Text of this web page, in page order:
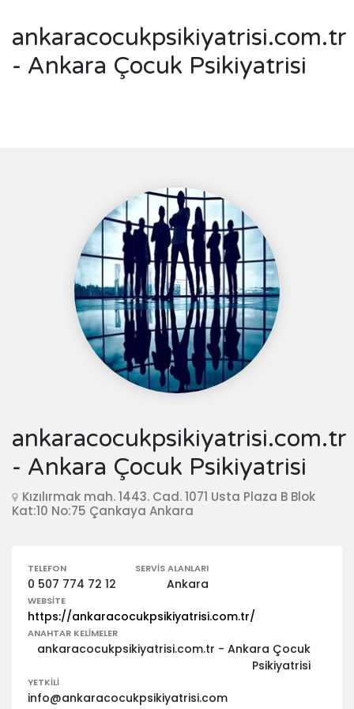
ankaracocukpsikiyatrisi.com.tr
- Ankara Çocuk Psikiyatrisi
ankaracocukpsikiyatrisi.com.tr
- Ankara Çocuk Psikiyatrisi
Kızılırmak mah. 1443. Cad. 1071 Usta Plaza B Blok
Kat:10 No:75 Çankaya Ankara
TELEFON
0 507 774 72 12
SERVIS ALANLARI
Ankara
WEBSITE
https://ankaracocukpsikiyatrisi.com.tr/
ANAHTAR KELIMELER
ankaracocukpsikiyatrisi.com.tr - Ankara Çocuk
Psikiyatrisi
YETKILI
info@ankaracocukpsikiyatrisi.com